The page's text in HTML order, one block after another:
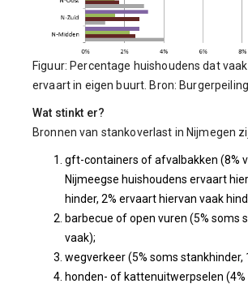
Figuur: Percentage huishoudens dat
ervaart in eigen buurt. Bron: Burgerpeiling.
Wat stinkt er?
Bronnen van stankoverlast in Nijmegen
gft-containers of afvalbakken (8%
Nijmeegse huishoudens ervaart
hinder, 2% ervaart hiervan vaak
barbecue of open vuren (5% soms
vaak);
wegverkeer (5% soms stankhinder,
honden- of kattenuitwerpselen (4%